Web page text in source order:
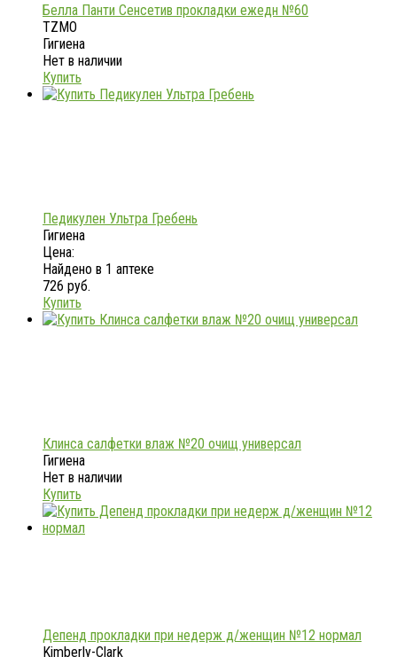
Белла Панти Сенсетив прокладки ежедн №60
TZMO
Гигиена
Нет в наличии
Купить
Педикулен Ультра Гребень
Гигиена
Цена:
Найдено в 1 аптеке
726 руб.
Купить
Клинса салфетки влаж №20 очищ универсал
Гигиена
Нет в наличии
Купить
Депенд прокладки при недерж д/женщин №12 нормал
Kimberly-Clark